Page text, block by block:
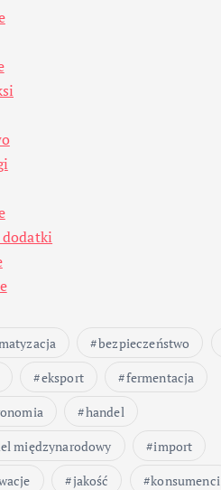
bezpieczeństwo
eksport
fermentacja
handel
międzynarodowy
import
jakość
konsumenci